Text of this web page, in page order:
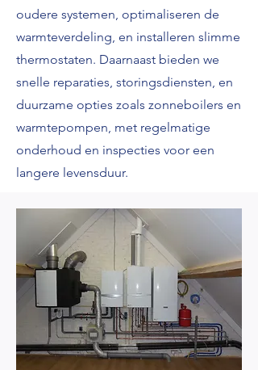
oudere systemen, optimaliseren de
warmteverdeling, en installeren slimme
thermostaten. Daarnaast bieden we
snelle reparaties, storingsdiensten, en
duurzame opties zoals zonneboilers en
warmtepompen, met regelmatige
onderhoud en inspecties voor een
langere levensduur.